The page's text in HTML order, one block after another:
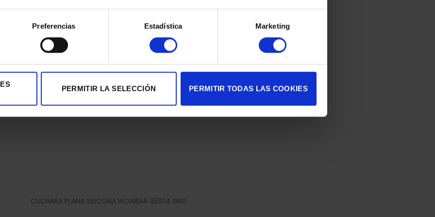
Preferencias Estadística Marketing
PERMITIR LA SELECCIÓN PERMITIR TODAS LAS COOKIES
CUCHARA SILICONA INOXIBAR 35303 GRIS
2,80€
CUCHARA PLANA SILICONA INOXIBAR 35304 GRIS